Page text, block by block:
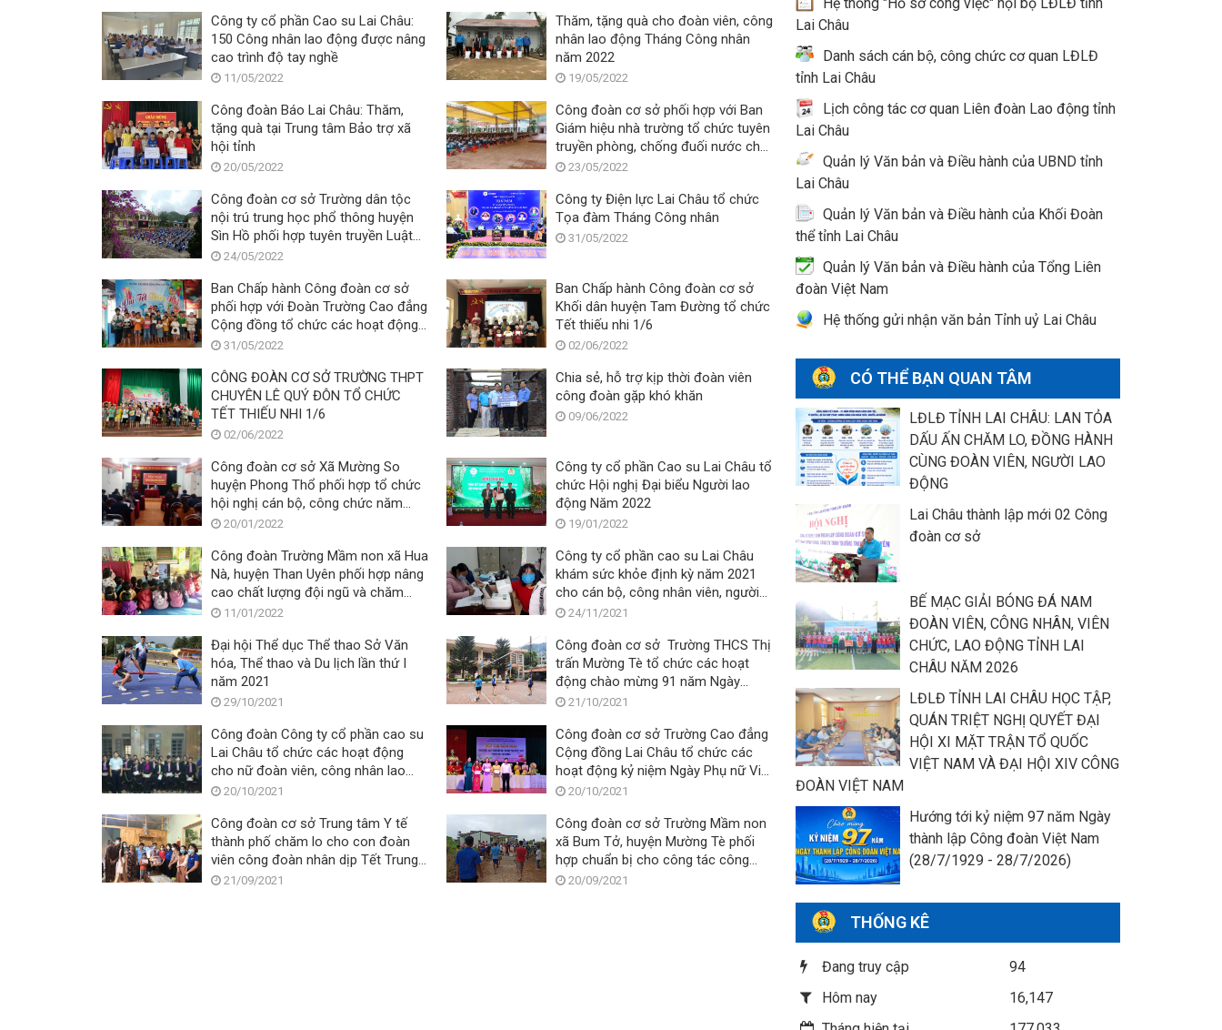
Công ty cổ phần Cao su Lai Châu:
150 Công nhân lao động được nâng
cao trình độ tay nghề
11/05/2022
Thăm, tặng quà cho đoàn viên, công
nhân lao động Tháng Công nhân
năm 2022
19/05/2022
Công đoàn Báo Lai Châu: Thăm,
tặng quà tại Trung tâm Bảo trợ xã
hội tỉnh
20/05/2022
Công đoàn cơ sở phối hợp với Ban
Giám hiệu nhà trường tổ chức tuyên
truyền phòng, chống đuối nước cho
cán bộ, giáo viên và học sinh
23/05/2022
Công đoàn cơ sở Trường dân tộc
nội trú trung học phổ thông huyện
Sìn Hồ phối hợp tuyên truyền Luật
Giao thông đường bộ, phòng chống
24/05/2022
Công ty Điện lực Lai Châu tổ chức
Tọa đàm Tháng Công nhân
31/05/2022
Ban Chấp hành Công đoàn cơ sở
phối hợp với Đoàn Trường Cao đẳng
Cộng đồng tổ chức các hoạt động
nhân ngày Quốc tế thiếu nhi 01/6
31/05/2022
Ban Chấp hành Công đoàn cơ sở
Khối dân huyện Tam Đường tổ chức
Tết thiếu nhi 1/6
02/06/2022
CÔNG ĐOÀN CƠ SỞ TRƯỜNG THPT
CHUYÊN LÊ QUÝ ĐÔN TỔ CHỨC
TẾT THIẾU NHI 1/6
02/06/2022
Chia sẻ, hỗ trợ kịp thời đoàn viên
công đoàn gặp khó khăn
09/06/2022
Công đoàn cơ sở Xã Mường So
huyện Phong Thổ phối hợp tổ chức
hội nghị cán bộ, công chức năm
202220/01/2022
Công ty cổ phần Cao su Lai Châu tổ
chức Hội nghị Đại biểu Người lao
động Năm 2022
19/01/2022
Công đoàn Trường Mầm non xã Hua
Nà, huyện Than Uyên phối hợp nâng
cao chất lượng đội ngũ và chăm
sóc, giáo dục trẻ
11/01/2022
Công ty cổ phần cao su Lai Châu
khám sức khỏe định kỳ năm 2021
cho cán bộ, công nhân viên, người
lao động
24/11/2021
Đại hội Thể dục Thể thao Sở Văn
hóa, Thể thao và Du lịch lần thứ I
năm 2021
29/10/2021
Công đoàn cơ sở Trường THCS Thị
trấn Mường Tè tổ chức các hoạt
động chào mừng 91 năm Ngày
thành lập hội Liên hiệp phụ nữ Việt
21/10/2021
Công đoàn Công ty cổ phần cao su
Lai Châu tổ chức các hoạt động
cho nữ đoàn viên, công nhân lao
động nhân Ngày Phụ nữ Việt Nam
20/10/2021
Công đoàn cơ sở Trường Cao đẳng
Cộng đồng Lai Châu tổ chức các
hoạt động kỷ niệm Ngày Phụ nữ Việt
Nam 20/10
20/10/2021
Công đoàn cơ sở Trung tâm Y tế
thành phố chăm lo cho con đoàn
viên công đoàn nhân dịp Tết Trung
thu năm 2021
21/09/2021
Công đoàn cơ sở Trường Mầm non
xã Bum Tở, huyện Mường Tè phối
hợp chuẩn bị cho công tác công
nhận Trường chuẩn Quốc gia
20/09/2021
Lai Châu
Danh sách cán bộ, công chức cơ quan LĐLĐ
tỉnh Lai Châu
Lịch công tác cơ quan Liên đoàn Lao động tỉnh
Lai Châu
Quản lý Văn bản và Điều hành của UBND tỉnh
Lai Châu
Quản lý Văn bản và Điều hành của Khối Đoàn
thể tỉnh Lai Châu
Quản lý Văn bản và Điều hành của Tổng Liên
đoàn Việt Nam
Hệ thống gửi nhận văn bản Tỉnh uỷ Lai Châu
CÓ THỂ BẠN QUAN TÂM
LĐLĐ TỈNH LAI CHÂU: LAN TỎA
DẤU ẤN CHĂM LO, ĐỒNG HÀNH
CÙNG ĐOÀN VIÊN, NGƯỜI LAO
ĐỘNG
Lai Châu thành lập mới 02 Công
đoàn cơ sở
BẾ MẠC GIẢI BÓNG ĐÁ NAM
ĐOÀN VIÊN, CÔNG NHÂN, VIÊN
CHỨC, LAO ĐỘNG TỈNH LAI
CHÂU NĂM 2026
LĐLĐ TỈNH LAI CHÂU HỌC TẬP,
QUÁN TRIỆT NGHỊ QUYẾT ĐẠI
HỘI XI MẶT TRẬN TỔ QUỐC
VIỆT NAM VÀ ĐẠI HỘI XIV CÔNG
ĐOÀN VIỆT NAM
Hướng tới kỷ niệm 97 năm Ngày
thành lập Công đoàn Việt Nam
(28/7/1929 - 28/7/2026)
THỐNG KÊ
Đang truy cập
94
Hôm nay
16,147